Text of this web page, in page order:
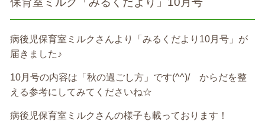
病後児保育室ミルクさんより「みるくだより10月号」が
届きました♪
10月号の内容は「秋の過ごし方」です(^^)/ からだを整
える参考にしてみてくださいね☆
病後児保育室ミルクさんの様子も載っております！